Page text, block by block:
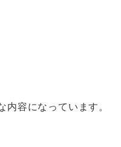
内容になっています。